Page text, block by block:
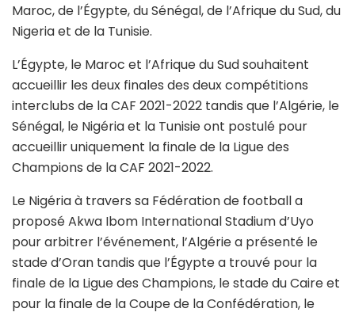
Maroc, de l’Égypte, du Sénégal, de l’Afrique du Sud, du
Nigeria et de la Tunisie.
L’Égypte, le Maroc et l’Afrique du Sud souhaitent
accueillir les deux finales des deux compétitions
interclubs de la CAF 2021-2022 tandis que l’Algérie, le
Sénégal, le Nigéria et la Tunisie ont postulé pour
accueillir uniquement la finale de la Ligue des
Champions de la CAF 2021-2022.
Le Nigéria à travers sa Fédération de football a
proposé Akwa Ibom International Stadium d’Uyo
pour arbitrer l’événement, l’Algérie a présenté le
stade d’Oran tandis que l’Égypte a trouvé pour la
finale de la Ligue des Champions, le stade du Caire et
pour la finale de la Coupe de la Confédération, le